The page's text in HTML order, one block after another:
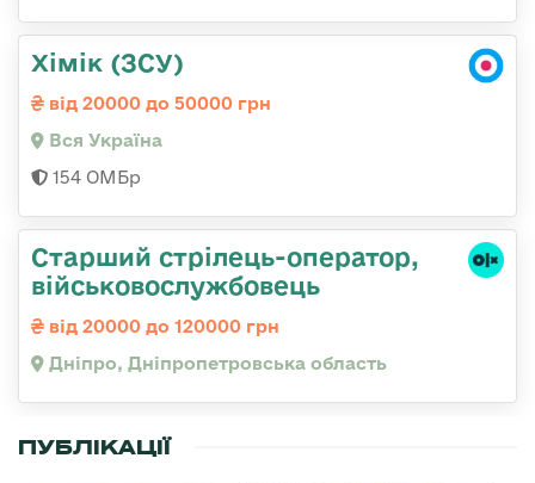
Хімік (ЗСУ)
від 20000 до 50000 грн
Вся Україна
154 ОМБр
Старший стрілець-оператор,
військовослужбовець
від 20000 до 120000 грн
Дніпро, Дніпропетровська область
ПУБЛІКАЦІЇ